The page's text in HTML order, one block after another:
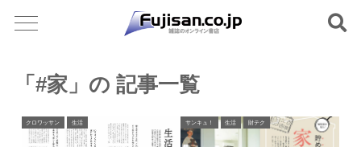
「#家」の 記事一覧
クロワッサン 生活 サンキュ！ 生活 財テク